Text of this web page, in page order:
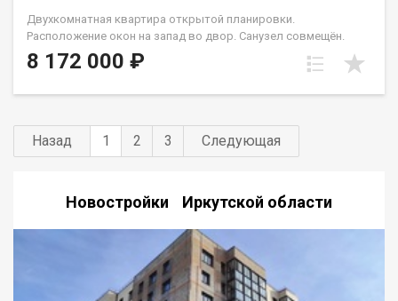
Двухкомнатная квартира открытой планировки.
Расположение окон на запад во двор. Санузел совмещён.
Кухня выделена в нишу. Идеальное решение для первого
жилья или в качестве инвестиций. Прекрасно подойдет
8 172 000 ₽
Назад 1 2 3 Следующая
Новостройки Иркутской области